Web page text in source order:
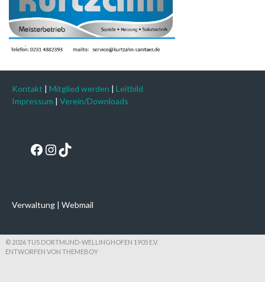
Kontakt | Mitglied werden | Leitbild
Impressum | Verein/Downloads
Facebook
Instagram
TikTok
Verwaltung | Webmail
© 2026 TUS DORTMUND-WELLINGHOFEN 1905 E.V.
ENTWORFEN VON THEMEBOY